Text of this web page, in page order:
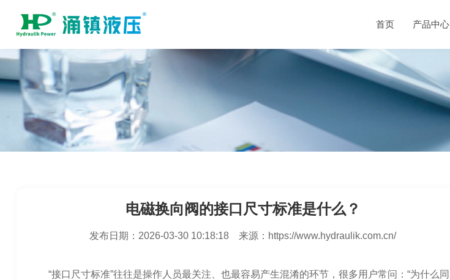
首页 产品中心
电磁换向阀的接口尺寸标准是什么？
发布日期： 2026-03-30 10:18:18 来源： https://www.hydraulik.com.cn/
“接口尺寸标准”往往是操作人员最关注、也最容易产生混淆的环节，很多用户常问：“为什么同